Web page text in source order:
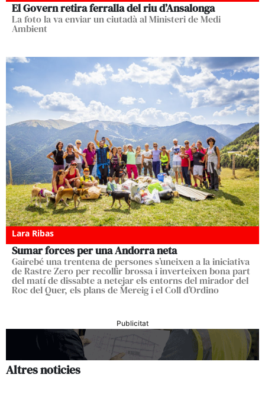
El Govern retira ferralla del riu d’Ansalonga
La foto la va enviar un ciutadà al Ministeri de Medi
Ambient
Lara Ribas
Sumar forces per una Andorra neta
Gairebé una trentena de persones s’uneixen a la iniciativa
de Rastre Zero per recollir brossa i inverteixen bona part
del matí de dissabte a netejar els entorns del mirador del
Roc del Quer, els plans de Mereig i el Coll d’Ordino
Publicitat
Altres noticies